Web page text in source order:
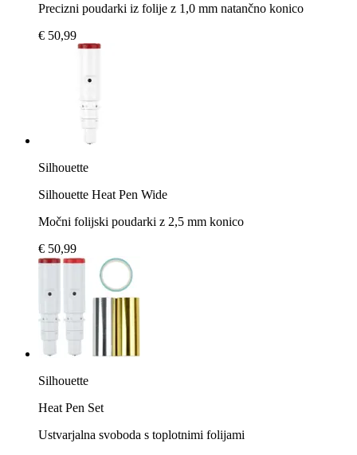
Precizni poudarki iz folije z 1,0 mm natančno konico
€ 50,99
Silhouette
Silhouette Heat Pen Wide
Močni folijski poudarki z 2,5 mm konico
€ 50,99
Silhouette
Heat Pen Set
Ustvarjalna svoboda s toplotnimi folijami